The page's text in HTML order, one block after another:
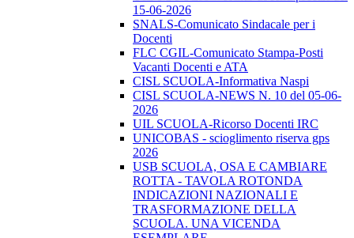
15-06-2026
SNALS-Comunicato Sindacale per i
Docenti
FLC CGIL-Comunicato Stampa-Posti
Vacanti Docenti e ATA
CISL SCUOLA-Informativa Naspi
CISL SCUOLA-NEWS N. 10 del 05-06-
2026
UIL SCUOLA-Ricorso Docenti IRC
UNICOBAS - scioglimento riserva gps
2026
USB SCUOLA, OSA E CAMBIARE
ROTTA - TAVOLA ROTONDA
INDICAZIONI NAZIONALI E
TRASFORMAZIONE DELLA
SCUOLA. UNA VICENDA